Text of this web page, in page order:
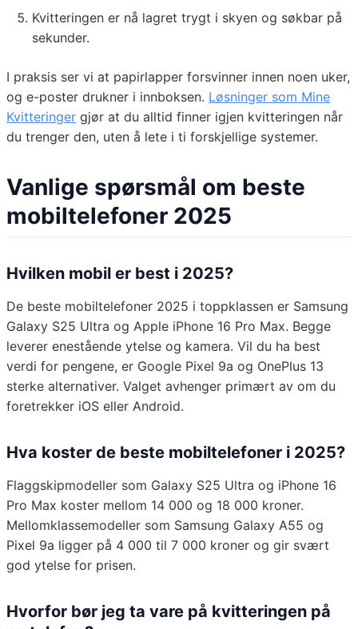
Kvitteringen er nå lagret trygt i skyen og søkbar på
sekunder.
I praksis ser vi at papirlapper forsvinner innen noen uker,
og e-poster drukner i innboksen. Løsninger som Mine
Kvitteringer gjør at du alltid finner igjen kvitteringen når
du trenger den, uten å lete i ti forskjellige systemer.
Vanlige spørsmål om beste
mobiltelefoner 2025
Hvilken mobil er best i 2025?
De beste mobiltelefoner 2025 i toppklassen er Samsung
Galaxy S25 Ultra og Apple iPhone 16 Pro Max. Begge
leverer enestående ytelse og kamera. Vil du ha best
verdi for pengene, er Google Pixel 9a og OnePlus 13
sterke alternativer. Valget avhenger primært av om du
foretrekker iOS eller Android.
Hva koster de beste mobiltelefoner i 2025?
Flaggskipmodeller som Galaxy S25 Ultra og iPhone 16
Pro Max koster mellom 14 000 og 18 000 kroner.
Mellomklassemodeller som Samsung Galaxy A55 og
Pixel 9a ligger på 4 000 til 7 000 kroner og gir svært
god ytelse for prisen.
Hvorfor bør jeg ta vare på kvitteringen på